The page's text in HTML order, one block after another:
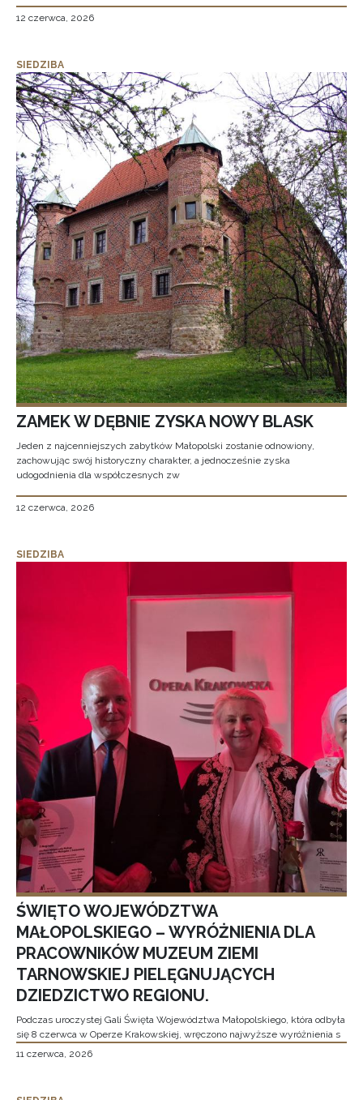
12 czerwca, 2026
SIEDZIBA
ZAMEK W DĘBNIE ZYSKA NOWY BLASK
Jeden z najcenniejszych zabytków Małopolski zostanie odnowiony,
zachowując swój historyczny charakter, a jednocześnie zyska
udogodnienia dla współczesnych zw
12 czerwca, 2026
SIEDZIBA
ŚWIĘTO WOJEWÓDZTWA
MAŁOPOLSKIEGO – WYRÓŻNIENIA DLA
PRACOWNIKÓW MUZEUM ZIEMI
TARNOWSKIEJ PIELĘGNUJĄCYCH
DZIEDZICTWO REGIONU.
Podczas uroczystej Gali Święta Województwa Małopolskiego, która odbyła
się 8 czerwca w Operze Krakowskiej, wręczono najwyższe wyróżnienia s
11 czerwca, 2026